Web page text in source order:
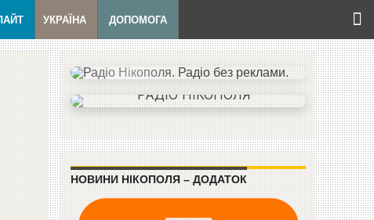
УКРАЇНА ДОПОМОГА
НОВИНИ НІКОПОЛЯ – ДОДАТОК